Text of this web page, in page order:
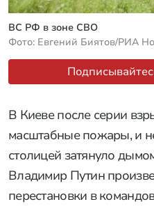
ВС РФ в зоне СВО
Фото: Евгений Биятов/РИА
В Киеве после серии
масштабные пожары, и
столицей затянуло
Владимир Путин
перестановки в